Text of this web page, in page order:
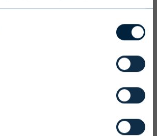
conditions
to take into account the
states outside of the EEA or
of these states may be